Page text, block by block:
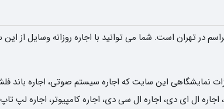
در تهران است. شما می توانید با اجاره روزانه وسایل از
نمایشگاهی این سایت که اجاره سیستم صوتی، اجاره باند
ال ای دی، اجاره ال سی دی، اجاره کامپیوتر، اجاره لپ